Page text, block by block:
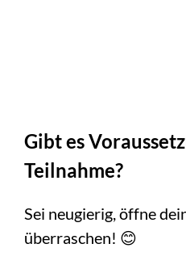
Gibt es
Teilnahme?
Sei neugierig, öffne
überraschen! 😊